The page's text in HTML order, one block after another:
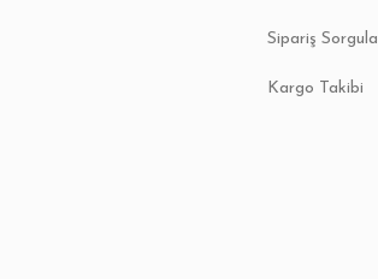
Sipariş Sorgula
Kargo Takibi